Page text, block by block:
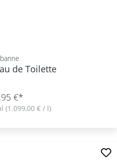
de Toilette
€*
(1.099,00 € / l)